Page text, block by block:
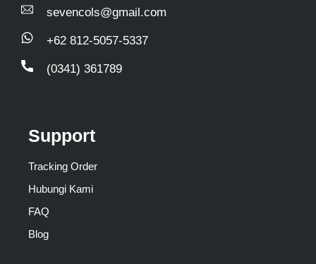
sevencols@gmail.com
+62 812-5057-5337
(0341) 361789
Support
Tracking Order
Hubungi Kami
FAQ
Blog